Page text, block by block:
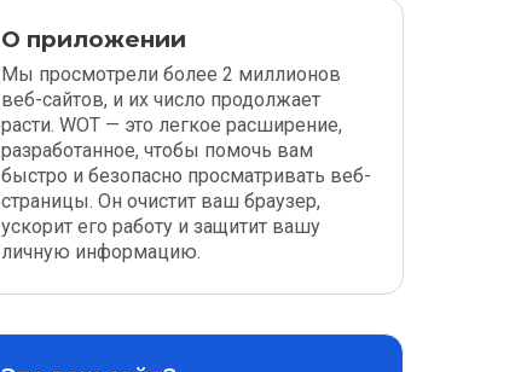
О приложении
Мы просмотрели более 2 миллионов
веб-сайтов, и их число продолжает
расти. WOT — это легкое расширение,
разработанное, чтобы помочь вам
быстро и безопасно просматривать веб-
страницы. Он очистит ваш браузер,
ускорит его работу и защитит вашу
личную информацию.